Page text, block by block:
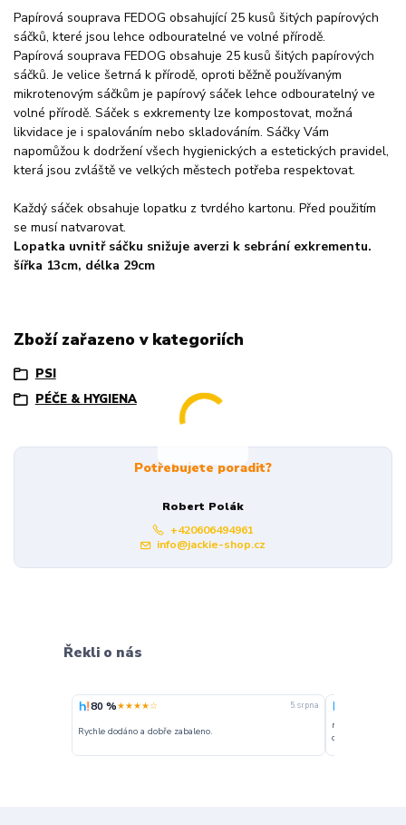
Papírová souprava FEDOG obsahující 25 kusů šitých papírových
sáčků, které jsou lehce odbouratelné ve volné přírodě.
Papírová souprava FEDOG obsahuje 25 kusů šitých papírových
sáčků. Je velice šetrná k přírodě, oproti běžně používaným
mikrotenovým sáčkům je papírový sáček lehce odbouratelný ve
volné přírodě. Sáček s exkrementy lze kompostovat, možná
likvidace je i spalováním nebo skladováním. Sáčky Vám
napomůžou k dodržení všech hygienických a estetických pravidel,
která jsou zvláště ve velkých městech potřeba respektovat.
Každý sáček obsahuje lopatku z tvrdého kartonu. Před použitím
se musí natvarovat.
Lopatka uvnitř sáčku snižuje averzi k sebrání exkrementu.
šířka 13cm, délka 29cm
Zboží zařazeno v kategoriích
PSI
PÉČE & HYGIENA
Potřebujete poradit?
Robert Polák
+420606494961
info@jackie-shop.cz
Řekli o nás
80 %★★★★☆ 5. srpna
Rychle dodáno a dobře zabaleno.
nakupuji
o stavu